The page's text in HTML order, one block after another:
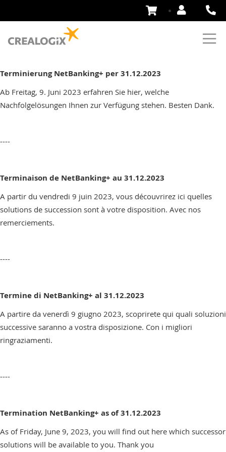
Aller
Terminierung NetBanking+ per 31.12.2023
Ab Freitag, 9. Juni 2023 erfahren Sie hier, welche
Nachfolgelösungen Ihnen zur Verfügung stehen. Besten Dank.
----
Terminaison de NetBanking+ au 31.12.2023
A partir du vendredi 9 juin 2023, vous découvrirez ici quelles
solutions de succession sont à votre disposition. Avec nos
remerciements.
----
Termine di NetBanking+ al 31.12.2023
A partire da venerdì 9 giugno 2023, scoprirete qui quali soluzioni
successive saranno a vostra disposizione. Con i migliori
ringraziamenti.
----
Termination NetBanking+ as of 31.12.2023
As of Friday, June 9, 2023, you will find out here which successor
solutions will be available to you. Thank you